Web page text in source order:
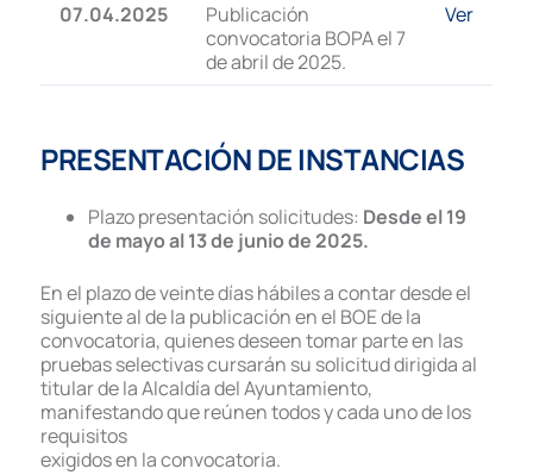
07.04.2025
Publicación
convocatoria BOPA el 7
de abril de 2025.
Ver
PRESENTACIÓN DE INSTANCIAS
Plazo presentación solicitudes: Desde el 19
de mayo al 13 de junio de 2025.
En el plazo de veinte días hábiles a contar desde el
siguiente al de la publicación en el BOE de la
convocatoria, quienes deseen tomar parte en las
pruebas selectivas cursarán su solicitud dirigida al
titular de la Alcaldía del Ayuntamiento,
manifestando que reúnen todos y cada uno de los
requisitos
exigidos en la convocatoria.